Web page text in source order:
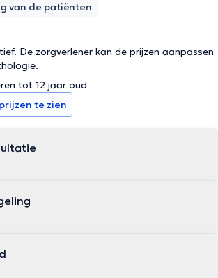
van de patiënten
De zorgverlener kan de prijzen aanpassen
tot 12 jaar oud
te zien